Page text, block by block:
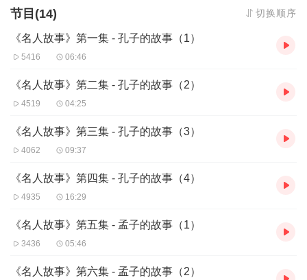
节目(14) 切换顺序
《名人故事》第一集 - 孔子的故事（1）
5416 06:46
《名人故事》第二集 - 孔子的故事（2）
4519 04:25
《名人故事》第三集 - 孔子的故事（3）
4062 09:37
《名人故事》第四集 - 孔子的故事（4）
4935 16:29
《名人故事》第五集 - 孟子的故事（1）
3436 05:46
《名人故事》第六集 - 孟子的故事（2）